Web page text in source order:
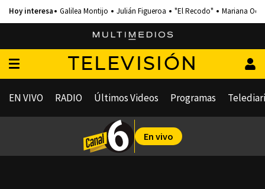
Galilea Montijo Julián Figueroa "El Recodo" Mariana
TELEVISIÓN
EN VIVO RADIO Últimos Videos Programas
En vivo